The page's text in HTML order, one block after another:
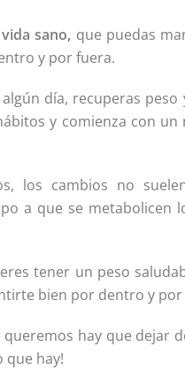
sano, que puedas
y por fuera.
día, recuperas
y comienza con
los cambios no
a que se metabolicen
tener un peso
bien por dentro y por
hay que dejar
que hay!